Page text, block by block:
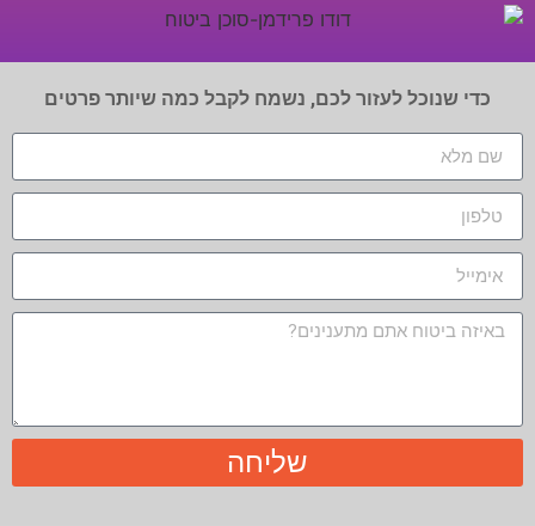
כדי שנוכל לעזור לכם, נשמח לקבל כמה שיותר פרטים
שליחה